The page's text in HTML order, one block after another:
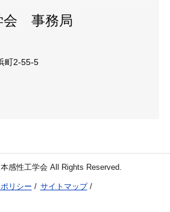
会 事務局
町2-55-5
感性工学会 All Rights Reserved.
リシー サイトマップ